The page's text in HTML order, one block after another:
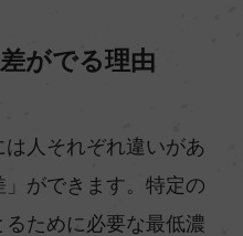
がでる理由
人それぞれ違いがあ
ができます。特定の
ために必要な最低濃